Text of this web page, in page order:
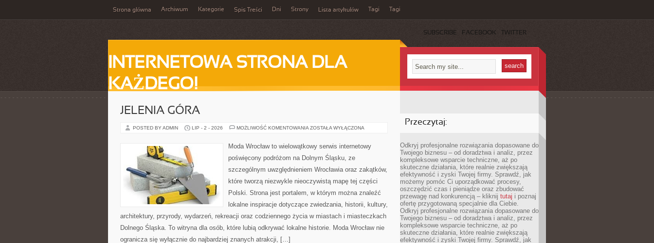
Strona główna Archiwum Kategorie Spis Treści Dni Strony Lista artykułów Tagi Tagi
SUBSCRIBE FACEBOOK TWITTER
INTERNETOWA STRONA DLA
KAŻDEGO!
JELENIA GÓRA
POSTED BY ADMIN LIP - 2 - 2026 MOŻLIWOŚĆ KOMENTOWANIA JELENIA
ZOSTAŁA WYŁĄCZONA
Moda Wrocław to wielowątkowy serwis internetowy
poświęcony podróżom na Dolnym Śląsku, ze
szczególnym uwzględnieniem Wrocławia oraz zakątków,
które tworzą niezwykle nieoczywistą mapę tej części
Polski. Strona jest portalem, w którym można znaleźć
lokalne inspiracje dotyczące zwiedzania, historii, kultury,
architektury, przyrody, wydarzeń, rekreacji oraz codziennego życia w miastach i miasteczkach
Dolnego Śląska. To witryna dla osób, które lubią odkrywać lokalne historie. Moda Wrocław nie
ogranicza się wyłącznie do najbardziej znanych atrakcji, […]
Przeczytaj:
Odkryj profesjonalne rozwiązania dopasowane do
Twojego biznesu – od doradztwa i analiz, przez
kompleksowe wsparcie techniczne, aż po
skuteczne działania, które realnie zwiększają
efektywność i zyski Twojej firmy. Sprawdź, jak
możemy pomóc Ci uporządkować procesy,
oszczędzić czas i pieniądze oraz zbudować
przewagę nad konkurencją – kliknij tutaj i poznaj
ofertę przygotowaną specjalnie dla Ciebie.
Odkryj profesjonalne rozwiązania dopasowane do
Twojego biznesu – od doradztwa i analiz, przez
kompleksowe wsparcie techniczne, aż po
skuteczne działania, które realnie zwiększają
efektywność i zyski Twojej firmy. Sprawdź, jak